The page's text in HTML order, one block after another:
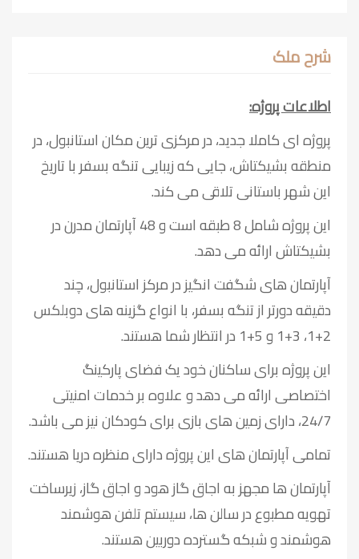
شرح ملک
اطلاعات پروژه:
پروژه ای کاملا جدید، در مرکزی ترین مکان استانبول، در
منطقه بشیکتاش، جایی که زیبایی تنگه بسفر با تاریخ
این شهر باستانی تلاقی می کند.
این پروژه شامل 8 طبقه است و 48 آپارتمان مدرن در
بشیکتاش ارائه می دهد.
آپارتمان های شگفت انگیز در مرکز استانبول، چند
دقیقه دورتر از تنگه بسفر، با انواع گزینه های دوبلکس
2+1، 3+1 و 5+1 در انتظار شما هستند.
این پروژه برای ساکنان خود یک فضای پارکینگ
اختصاصی ارائه می دهد و علاوه بر خدمات امنیتی
24/7، دارای زمین های بازی برای کودکان نیز می باشد.
تمامی آپارتمان های این پروژه دارای منظره دریا هستند.
آپارتمان ها مجهز به اجاق گاز هود و اجاق گاز، زیرساخت
تهویه مطبوع در سالن ها، سیستم تلفن هوشمند
هوشمند و شبکه گسترده دوربین هستند.